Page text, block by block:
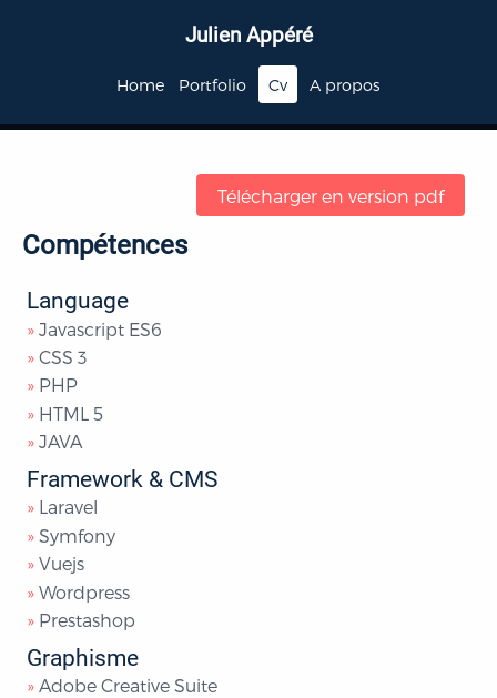
Julien Appéré
Home portfolio cv a propos
Télécharger en version pdf
Compétences
Language
Javascript ES6
CSS 3
PHP
HTML 5
JAVA
Framework & CMS
Laravel
Symfony
Vuejs
Wordpress
Prestashop
Graphisme
Adobe Creative Suite